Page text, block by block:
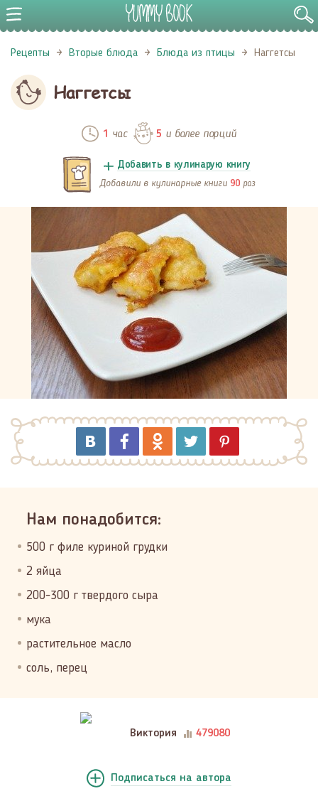
Рецепты Вторые блюда Блюда из птицы Наггетсы
Наггетсы
1 час 5 и более порций
Добавить в кулинарую книгу
Добавили в кулинарные книги 90 раз
Нам понадобится:
500 г филе куриной грудки
2 яйца
200-300 г твердого сыра
мука
растительное масло
соль, перец
Виктория 479080
Подписаться на автора